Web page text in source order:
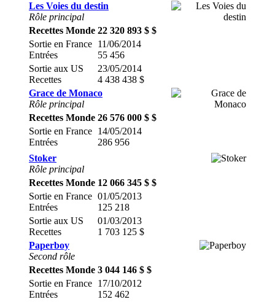
Les Voies du destin
Rôle principal
Recettes Monde 22 320 893 $ $
Sortie en France
Entrées
11/06/2014
55 456
Sortie aux US
Recettes
23/05/2014
4 438 438 $
Grace de Monaco
Rôle principal
Recettes Monde 26 576 000 $ $
Sortie en France
Entrées
14/05/2014
286 956
Stoker
Rôle principal
Recettes Monde 12 066 345 $ $
Sortie en France
Entrées
01/05/2013
125 218
Sortie aux US
Recettes
01/03/2013
1 703 125 $
Paperboy
Second rôle
Recettes Monde 3 044 146 $ $
Sortie en France
Entrées
17/10/2012
152 462